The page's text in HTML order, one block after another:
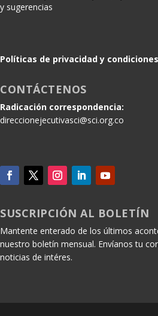
y sugerencias
Políticas de privacidad y
CONTÁCTENOS
Radicación correspondencia:
direccionejecutivasci@sci.org.co
SUSCRIPCIÓN AL BOLETÍN
Mantente enterado de los últimos
nuestro boletín mensual. Envíanos tu
noticias de intéres.